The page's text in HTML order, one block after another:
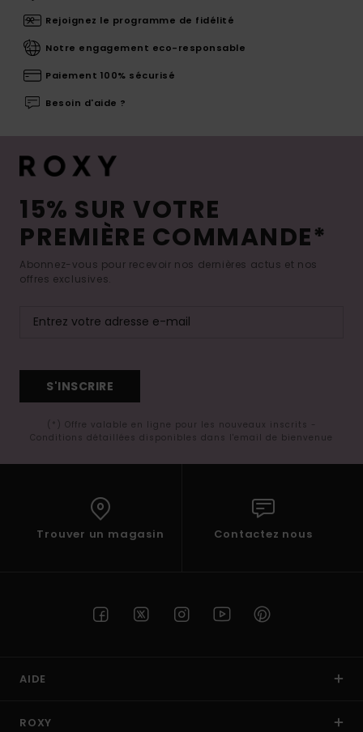
Rejoignez le programme de fidélité
Notre engagement eco-responsable
Paiement 100% sécurisé
Besoin d'aide ?
15% SUR VOTRE
PREMIÈRE COMMANDE*
Abonnez-vous pour recevoir nos dernières actus et nos
offres exclusives.
S'INSCRIRE
(*) Offre valable en ligne pour les nouveaux inscrits -
Conditions détaillées disponibles dans l'email de bienvenue
Trouver un magasin Contactez nous
AIDE
ROXY